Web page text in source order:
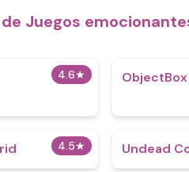
Juegos
4.6★
4.5★ Undead